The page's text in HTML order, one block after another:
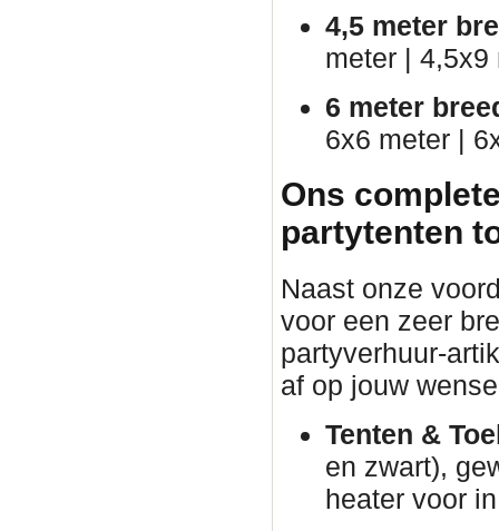
4,5 meter
meter | 4,5x9
6 meter
6x6 meter |
Ons
partytenten
Naast onze
voor een zeer
partyverhuur-
af op jouw
Tenten &
en zwart),
heater voor